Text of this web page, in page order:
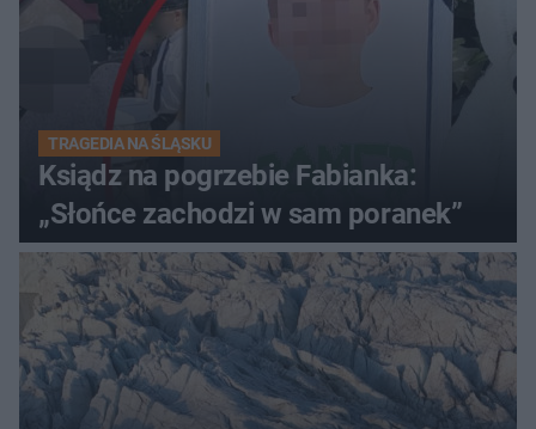
TRAGEDIA NA ŚLĄSKU
Ksiądz na pogrzebie Fabianka:
„Słońce zachodzi w sam poranek”